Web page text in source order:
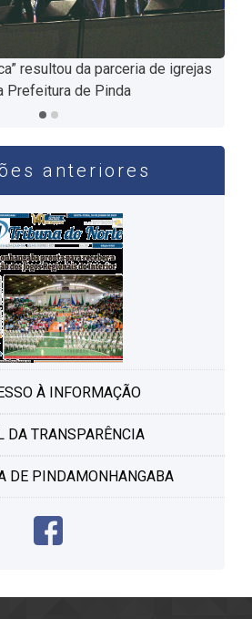
resultou da parceria de igrejas
Prefeitura de Pinda
contou com cultos locais e
shows
anteriores
À INFORMAÇÃO
DA TRANSPARÊNCIA
DE PINDAMONHANGABA